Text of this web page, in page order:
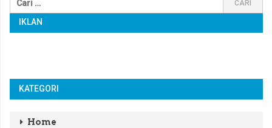
IKLAN
KATEGORI
Home